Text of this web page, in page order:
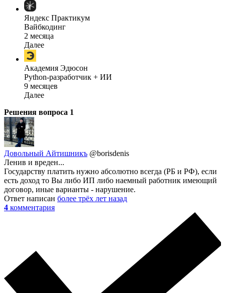
Яндекс Практикум
Вайбкодинг
2 месяца
Далее
Академия Эдюсон
Python-разработчик + ИИ
9 месяцев
Далее
Решения вопроса 1
Довольный Айтишникъ @borisdenis
Ленив и вреден...
Государству платить нужно абсолютно всегда (РБ и РФ), если
есть доход то Вы либо ИП либо наемный работник имеющий
договор, иные варианты - нарушение.
Ответ написан более трёх лет назад
4 комментария